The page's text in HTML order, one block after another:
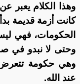
وهذا الكلام يعبر
الحكومات، فهي
وحتى لا نبدو في
وهي حكومة تتعرض
عند الله.